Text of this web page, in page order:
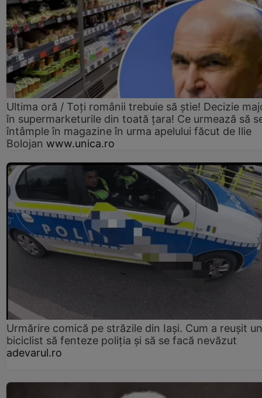
Ultima oră / Toți românii trebuie să știe! Decizie
în supermarketurile din toată țara! Ce urmează să
întâmple în magazine în urma apelului făcut de Ilie
Bolojan www.unica.ro
Urmărire comică pe străzile din Iași. Cum a reușit un
biciclist să fenteze poliția și să se facă nevăzut
adevarul.ro